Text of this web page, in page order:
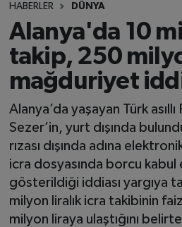
HABERLER DÜNYA
Alanya'da 10
takip, 250
mağduriyet
Alanya’da yaşayan Türk asıllı
Sezer’in, yurt dışında
rızası dışında adına
icra dosyasında borcu kabul
gösterildiği iddiası yargıya
milyon liralık icra takibinin
milyon liraya ulaştığını